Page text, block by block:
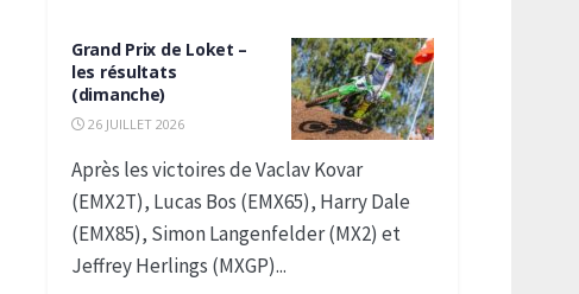
Grand Prix de Loket –
les résultats
(dimanche)
26 JUILLET 2026
Après les victoires de Vaclav Kovar
(EMX2T), Lucas Bos (EMX65), Harry Dale
(EMX85), Simon Langenfelder (MX2) et
Jeffrey Herlings (MXGP)...